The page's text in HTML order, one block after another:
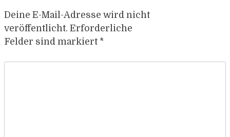
Deine E-Mail-Adresse wird nicht
veröffentlicht. Erforderliche
Felder sind markiert *